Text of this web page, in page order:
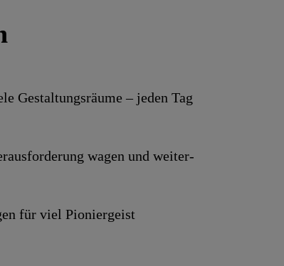
Gestaltungs­räume – jeden Tag
wagen und weiter­
für viel Pionier­geist